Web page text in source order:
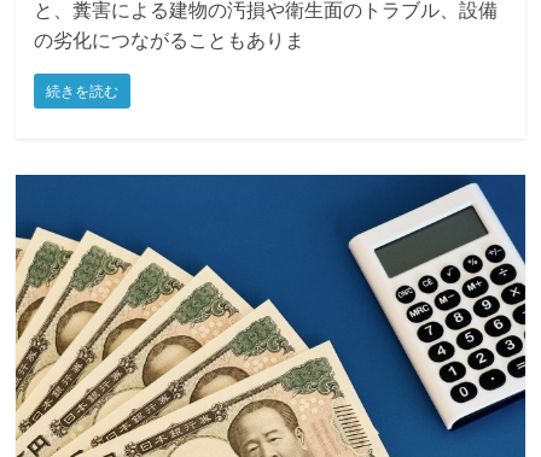
獣・鳥獣による被害は少なくありません。 放置する
と、糞害による建物の汚損や衛生面のトラブル、設備
の劣化につながることもありま